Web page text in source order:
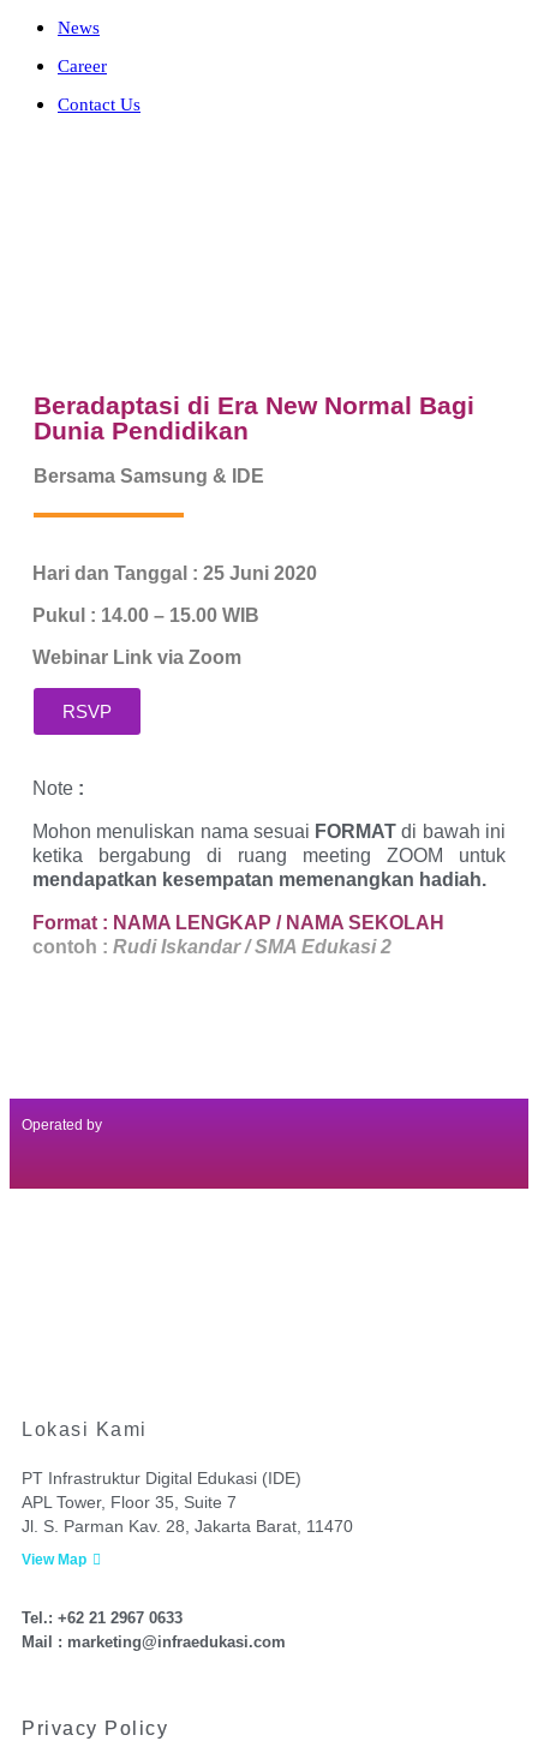
News
Career
Contact Us
Beradaptasi di Era New Normal Bagi
Dunia Pendidikan
Bersama Samsung & IDE
Hari dan Tanggal : 25 Juni 2020
Pukul : 14.00 – 15.00 WIB
Webinar Link via Zoom
RSVP
Note :
Mohon menuliskan nama sesuai FORMAT di bawah ini
ketika bergabung di ruang meeting ZOOM untuk
mendapatkan kesempatan memenangkan hadiah.
Format : NAMA LENGKAP / NAMA SEKOLAH
contoh : Rudi Iskandar / SMA Edukasi 2
Operated by
Lokasi Kami
PT Infrastruktur Digital Edukasi (IDE)
APL Tower, Floor 35, Suite 7
Jl. S. Parman Kav. 28, Jakarta Barat, 11470
View Map
Tel.: +62 21 2967 0633
Mail : marketing@infraedukasi.com
Privacy Policy